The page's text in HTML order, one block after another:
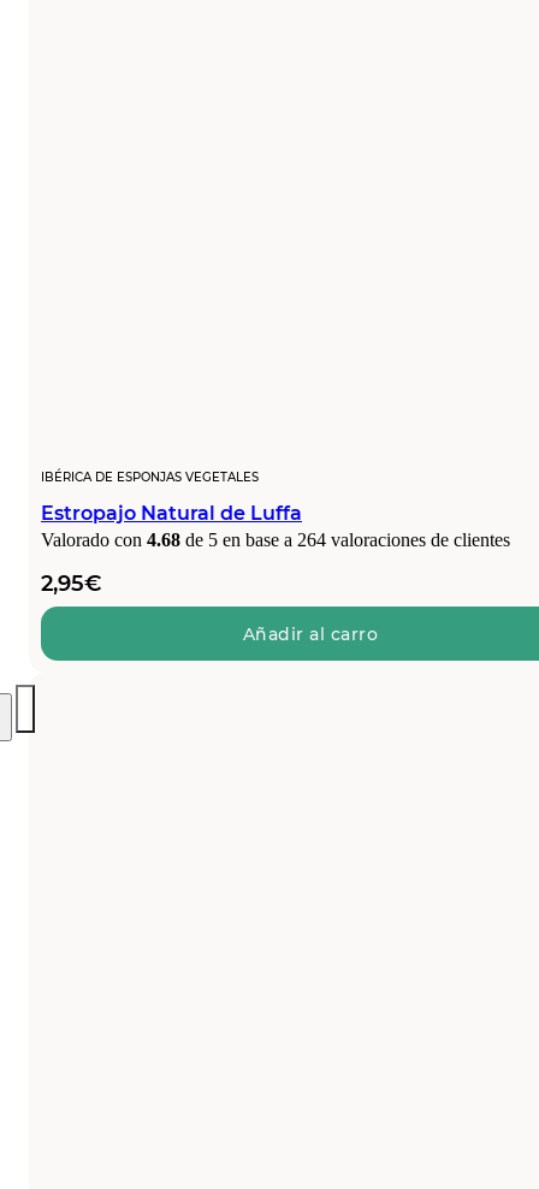
IBÉRICA DE ESPONJAS VEGETALES
Estropajo Natural de Luffa
Valorado con 4.68 de 5 en base a 264 valoraciones de clientes
2,95€
Añadir al carro